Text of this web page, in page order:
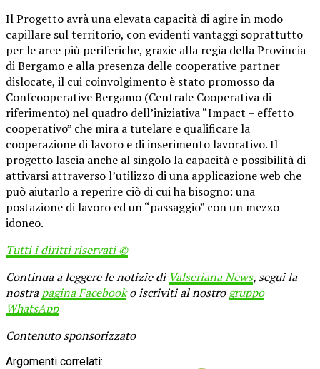
Il Progetto avrà una elevata capacità di agire in modo
capillare sul territorio, con evidenti vantaggi soprattutto
per le aree più periferiche, grazie alla regia della Provincia
di Bergamo e alla presenza delle cooperative partner
dislocate, il cui coinvolgimento è stato promosso da
Confcooperative Bergamo (Centrale Cooperativa di
riferimento) nel quadro dell’iniziativa “Impact – effetto
cooperativo” che mira a tutelare e qualificare la
cooperazione di lavoro e di inserimento lavorativo. Il
progetto lascia anche al singolo la capacità e possibilità di
attivarsi attraverso l’utilizzo di una applicazione web che
può aiutarlo a reperire ciò di cui ha bisogno: una
postazione di lavoro ed un “passaggio” con un mezzo
idoneo.
Tutti i diritti riservati ©
Continua a leggere le notizie di Valseriana News, segui la
nostrapagina Facebooko iscriviti al nostrogruppo
WhatsApp
Contenuto sponsorizzato
Argomenti correlati: